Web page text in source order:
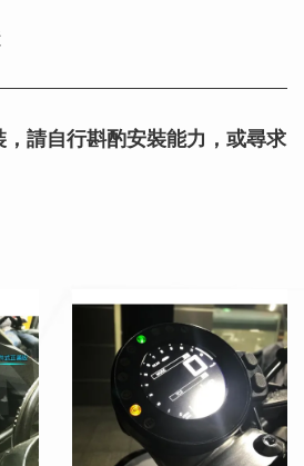
請自行斟酌安裝能力，或尋求